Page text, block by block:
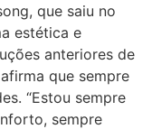
que saiu no
estética e
anteriores de
que sempre
“Estou sempre
sempre